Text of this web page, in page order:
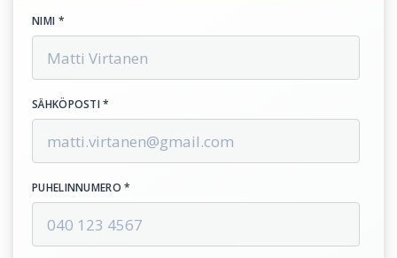
NIMI *
SÄHKÖPOSTI *
PUHELINNUMERO *